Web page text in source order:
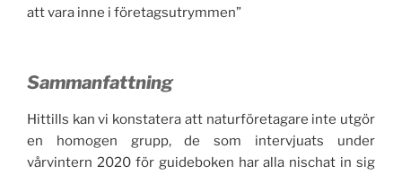
att vara inne i företagsutrymmen”
Sammanfattning
Hittills kan vi konstatera att naturföretagare inte utgör
en homogen grupp, de som intervjuats under
vårvintern 2020 för guideboken har alla nischat in sig